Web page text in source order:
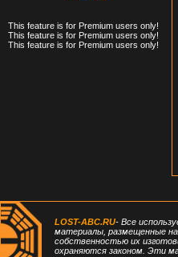
This feature is for Premium users only!
This feature is for Premium users only!
This feature is for Premium users only!
LOST-ABC.RU- Все
материалы, размещенные
собственностью их
охраняются законом. Эти